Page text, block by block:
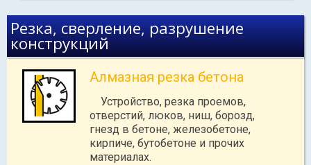
Резка, сверление, разрушение
конструкций
Алмазная резка бетона
Устройство, резка проемов,
отверстий, люков, ниш, борозд,
гнезд в бетоне, железобетоне,
кирпиче, бутобетоне и прочих
материалах.